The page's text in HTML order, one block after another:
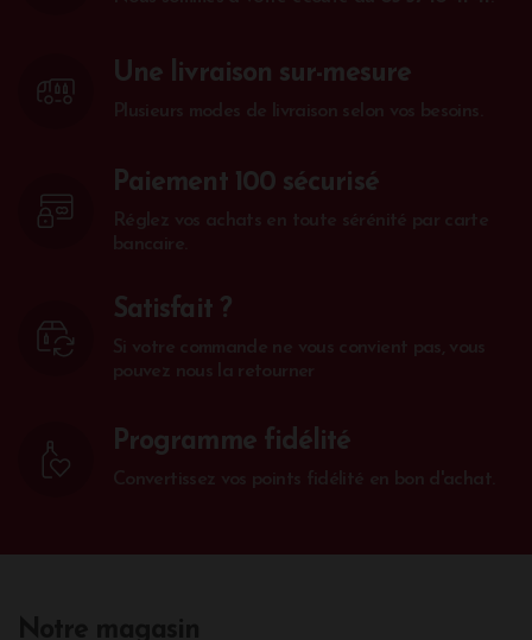
Une livraison sur-mesure
Paiement 100 sécurisé
Satisfait ?
Programme fidélité